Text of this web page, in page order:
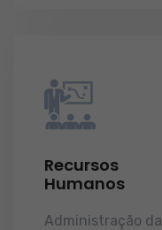
Recursos
Humanos
Administração